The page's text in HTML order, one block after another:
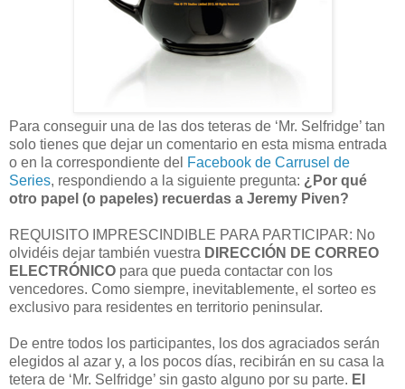
Para conseguir una de las dos teteras de ‘Mr. Selfridge’ tan
solo tienes que dejar un comentario en esta misma entrada
o en la correspondiente del Facebook de Carrusel de
Series, respondiendo a la siguiente pregunta: ¿Por qué
otro papel (o papeles) recuerdas a Jeremy Piven?
REQUISITO IMPRESCINDIBLE PARA PARTICIPAR: No
olvidéis dejar también vuestra DIRECCIÓN DE CORREO
ELECTRÓNICO para que pueda contactar con los
vencedores. Como siempre, inevitablemente, el sorteo es
exclusivo para residentes en territorio peninsular.
De entre todos los participantes, los dos agraciados serán
elegidos al azar y, a los pocos días, recibirán en su casa la
tetera de ‘Mr. Selfridge’ sin gasto alguno por su parte. El